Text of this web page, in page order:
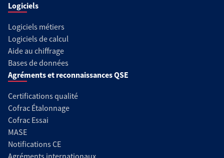
Logiciels
Logiciels métiers
Logiciels de calcul
Aide au chiffrage
Bases de données
Agréments et reconnaissances QSE
Certifications qualité
Cofrac Étalonnage
Cofrac Essai
MASE
Notifications CE
Agréments internationaux